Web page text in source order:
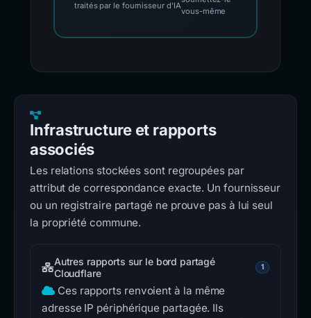
traités par le fournisseur d'IA
vous-même
Infrastructure et rapports
associés
Les relations stockées sont regroupées par
attribut de correspondance exacte. Un fournisseur
ou un registraire partagé ne prouve pas à lui seul
la propriété commune.
Autres rapports sur le bord partagé
Cloudflare
1
Ces rapports renvoient à la même
adresse IP périphérique partagée. Ils